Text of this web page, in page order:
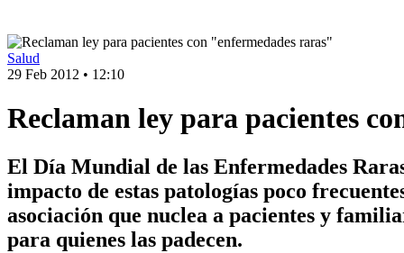
Salud
29 Feb 2012 • 12:10
Reclaman ley para pacientes
El Día Mundial de las Enfermedades
impacto de estas patologías poco
asociación que nuclea a pacientes y
para quienes las padecen.